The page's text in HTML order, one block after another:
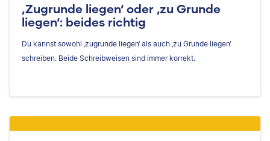
‚Zugrunde liegen‘ oder ‚zu Grunde
liegen‘: beides richtig
Du kannst sowohl ‚zugrunde liegen‘ als auch ‚zu Grunde liegen‘
schreiben. Beide Schreibweisen sind immer korrekt.